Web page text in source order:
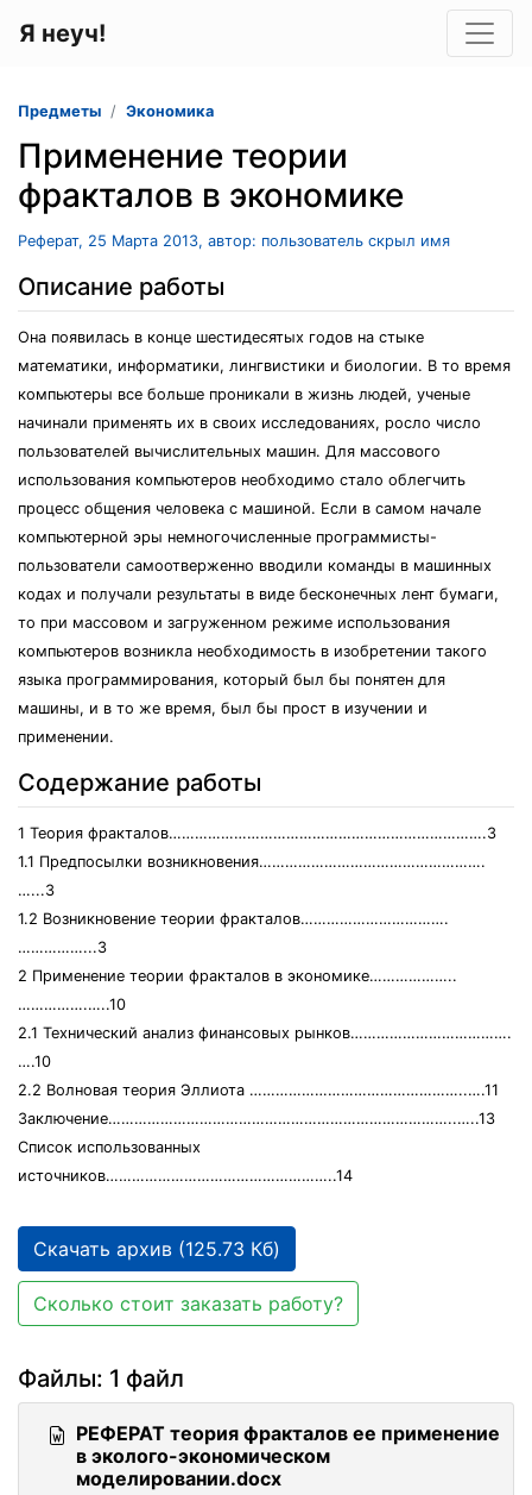
Я неуч!
Предметы Экономика
Применение теории
фракталов в экономике
Реферат, 25 Марта 2013, автор: пользователь скрыл имя
Описание работы
Она появилась в конце шестидесятых годов на стыке
математики, информатики, лингвистики и биологии. В то время
компьютеры все больше проникали в жизнь людей, ученые
начинали применять их в своих исследованиях, росло число
пользователей вычислительных машин. Для массового
использования компьютеров необходимо стало облегчить
процесс общения человека с машиной. Если в самом начале
компьютерной эры немногочисленные программисты-
пользователи самоотверженно вводили команды в машинных
кодах и получали результаты в виде бесконечных лент бумаги,
то при массовом и загруженном режиме использования
компьютеров возникла необходимость в изобретении такого
языка программирования, который был бы понятен для
машины, и в то же время, был бы прост в изучении и
применении.
Содержание работы
1 Теория фракталов……………………………………………………………….3
1.1 Предпосылки возникновения…………………………………………….
…...3
1.2 Возникновение теории фракталов…………………………….
……………...3
2 Применение теории фракталов в экономике………………..
…………….…..10
2.1 Технический анализ финансовых рынков……………………………….
….10
2.2 Волновая теория Эллиота …………………………………………..….11
Заключение……………………………………………………………………..…..13
Список использованных
источников……………………………………………..14
Скачать архив (125.73 Кб)
Сколько стоит заказать работу?
Файлы: 1 файл
РЕФЕРАТ теория фракталов ее применение
в эколого-экономическом
моделировании.docx